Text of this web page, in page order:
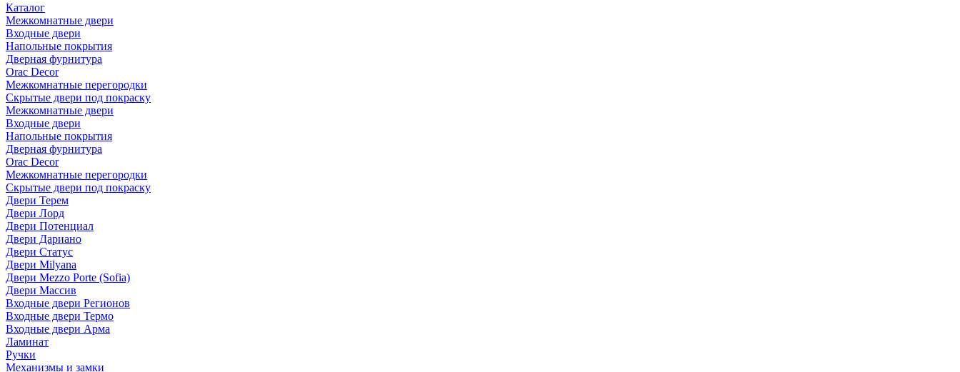
Каталог
Межкомнатные двери
Входные двери
Напольные покрытия
Дверная фурнитура
Orac Decor
Межкомнатные перегородки
Скрытые двери под покраскy
Межкомнатные двери
Входные двери
Напольные покрытия
Дверная фурнитура
Orac Decor
Межкомнатные перегородки
Скрытые двери под покраскy
Двери Терем
Двери Лорд
Двери Потенциал
Двери Дариано
Двери Статус
Двери Milyana
Двери Mezzo Porte (Sofia)
Двери Массив
Входные двери Регионов
Входные двери Термо
Входные двери Арма
Ламинат
Ручки
Механизмы и замки